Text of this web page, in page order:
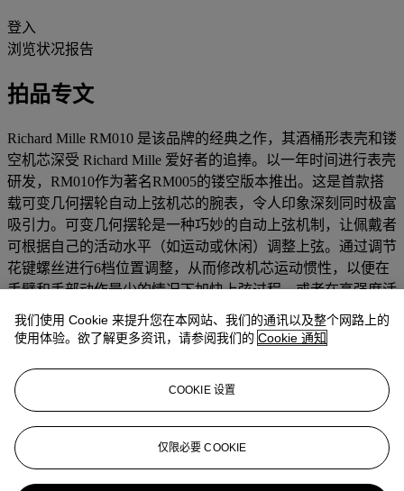
登入
浏览状况报告
拍品专文
Richard Mille RM010 是该品牌的经典之作，其酒桶形表壳和镂
空机芯深受 Richard Mille 爱好者的追捧。以一年时间进行表壳
研发，RM010作为著名RM005的镂空版本推出。这是首款搭
载可变几何摆轮自动上弦机芯的腕表，令人印象深刻同时极富
吸引力。可变几何摆轮是一种巧妙的自动上弦机制，让佩戴者
可根据自己的活动水平（如运动或休闲）调整上弦。通过调节
花键螺丝进行6档位置调整，从而修改机芯运动惯性，以便在
手臂和手部动作最少的情况下加快上弦过程，或者在高强度活
动时减慢上弦过程，从而适应配戴者的个人生活方式。此枚
18K 白金腕表的酷炫银色极具美感，充分利用拉丝表壳营造独
RM 005-S 机芯，底板和夹板以喷砂和 PVD 处理前经过手工打
磨和抛光。 RM010配有橡胶表带和带扣，适用于所有环境和
更多来自精致名表特别呈献：瑰藏系列
我们使用 Cookie 来提升您在本网站、我们的通讯以及整个网路上的
使用体验。欲了解更多资讯，请参阅我们的 Cookie 通知
COOKIE 设置
仅限必要 COOKIE